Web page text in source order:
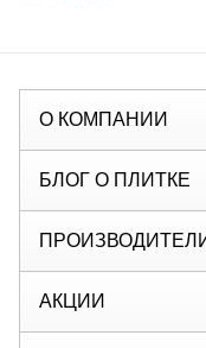
О КОМПАНИИ
БЛОГ О ПЛИТКЕ
АКЦИИ